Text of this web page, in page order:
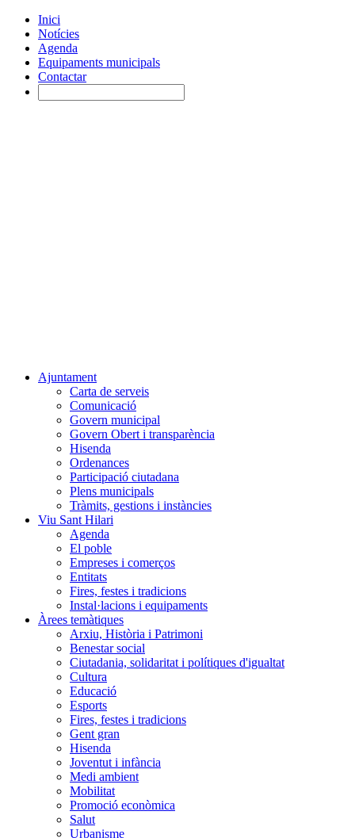
Inici
Notícies
Agenda
Equipaments municipals
Contactar
Ajuntament
Carta de serveis
Comunicació
Govern municipal
Govern Obert i transparència
Hisenda
Ordenances
Participació ciutadana
Plens municipals
Tràmits, gestions i instàncies
Viu Sant Hilari
Agenda
El poble
Empreses i comerços
Entitats
Fires, festes i tradicions
Instal·lacions i equipaments
Àrees temàtiques
Arxiu, Història i Patrimoni
Benestar social
Ciutadania, solidaritat i polítiques d'igualtat
Cultura
Educació
Esports
Fires, festes i tradicions
Gent gran
Hisenda
Joventut i infància
Medi ambient
Mobilitat
Promoció econòmica
Salut
Urbanisme